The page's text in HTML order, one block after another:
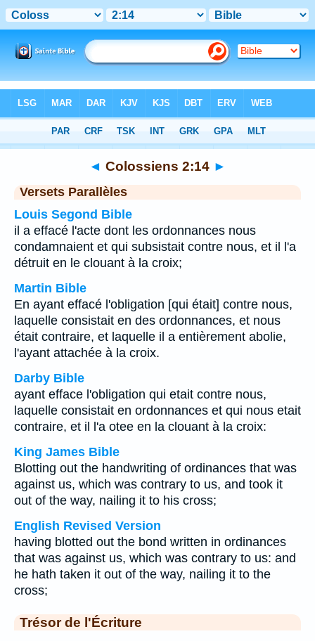
Chapitre 2 > Verset 14
◄ Colossiens 2:14 ►
Versets Parallèles
Louis Segond Bible
il a effacé l'acte dont les ordonnances nous
condamnaient et qui subsistait contre nous, et il l'a
détruit en le clouant à la croix;
Martin Bible
En ayant effacé l'obligation [qui était] contre nous,
laquelle consistait en des ordonnances, et nous
était contraire, et laquelle il a entièrement abolie,
l'ayant attachée à la croix.
Darby Bible
ayant efface l'obligation qui etait contre nous,
laquelle consistait en ordonnances et qui nous etait
contraire, et il l'a otee en la clouant à la croix:
King James Bible
Blotting out the handwriting of ordinances that was
against us, which was contrary to us, and took it
out of the way, nailing it to his cross;
English Revised Version
having blotted out the bond written in ordinances
that was against us, which was contrary to us: and
he hath taken it out of the way, nailing it to the
cross;
Trésor de l'Écriture